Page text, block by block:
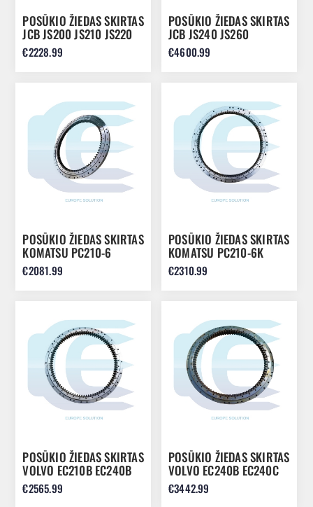
POSŪKIO ŽIEDAS SKIRTAS
JCB JS200 JS210 JS220
JS235 JRB0017
€2228.99
POSŪKIO ŽIEDAS SKIRTAS
JCB JS240 JS260
916/10029 JBB0001
€4600.99
POSŪKIO ŽIEDAS SKIRTAS
KOMATSU PC210-6
PC210-7 PC220 20Y-25-
21200 20Y-25-22200
€2081.99
POSŪKIO ŽIEDAS SKIRTAS
KOMATSU PC210-6K
PC240-6K 20Y-25-28110
€2310.99
POSŪKIO ŽIEDAS SKIRTAS
VOLVO EC210B EC240B
EC250D 14530324
€2565.99
POSŪKIO ŽIEDAS SKIRTAS
VOLVO EC240B EC240C
EC250D VOE14575267
€3442.99